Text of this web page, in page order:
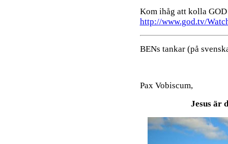
Kom ihåg att kolla
http://www.god.tv/
BENs tankar (på
Pax Vobiscum,
Jesus är